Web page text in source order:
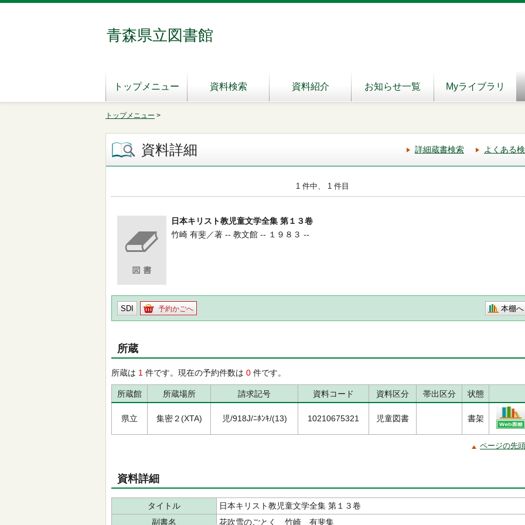
青森県立図書館
トップメニュー 資料検索 資料紹介 お知らせ一覧 Myライブラリ
トップメニュー >
資料詳細 詳細蔵書検索 よくある
1 件中、 1 件目
日本キリスト教児童文学全集 第１３卷
竹崎 有斐／著 -- 教文館 -- １９８３ --
SDI 予約かごへ 本棚へ
所蔵
所蔵は 1 件です。現在の予約件数は 0 件です。
所蔵館 所蔵場所 請求記号 資料コード 資料区分 帯出区分 状態
県立 集密２(XTA) 児/918J/ﾆﾎﾝｷ/(13) 10210675321 児童図書 書架
ページの先
資料詳細
タイトル
日本キリスト教児童文学全集 第１３卷
副書名
花吹雪のごとく 竹崎 有斐集